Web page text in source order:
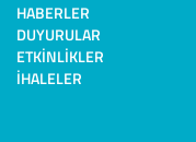
HABERLER
DUYURULAR
ETKINLIKLER
İHALELER